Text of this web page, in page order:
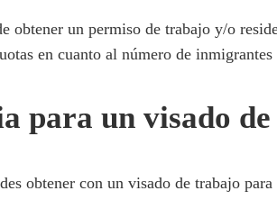
obtener un permiso de trabajo y/o
en cuanto al número de
para un visado
obtener con un visado de trabajo para